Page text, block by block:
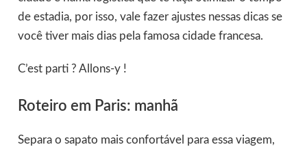
de estadia, por isso, vale fazer ajustes nessas dicas se
você tiver mais dias pela famosa cidade francesa.
C’est parti ? Allons-y !
Roteiro em Paris: manhã
Separa o sapato mais confortável para essa viagem,